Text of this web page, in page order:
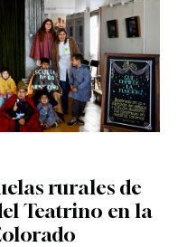
rurales de
Teatrino en la